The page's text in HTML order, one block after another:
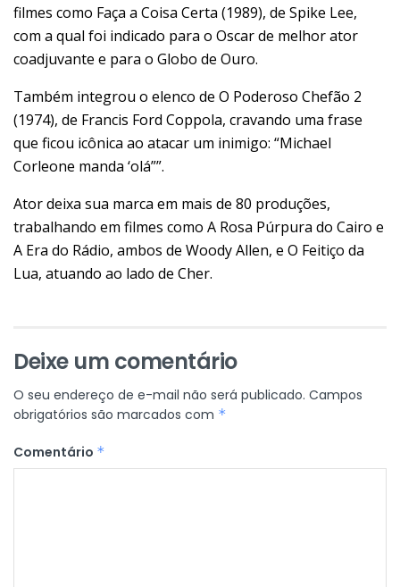
filmes como Faça a Coisa Certa (1989), de Spike Lee,
com a qual foi indicado para o Oscar de melhor ator
coadjuvante e para o Globo de Ouro.
Também integrou o elenco de O Poderoso Chefão 2
(1974), de Francis Ford Coppola, cravando uma frase
que ficou icônica ao atacar um inimigo: “Michael
Corleone manda ‘olá””.
Ator deixa sua marca em mais de 80 produções,
trabalhando em filmes como A Rosa Púrpura do Cairo e
A Era do Rádio, ambos de Woody Allen, e O Feitiço da
Lua, atuando ao lado de Cher.
Deixe um comentário
O seu endereço de e-mail não será publicado. Campos
obrigatórios são marcados com *
Comentário *